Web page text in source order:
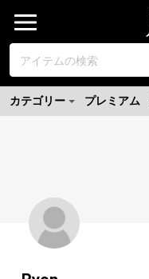
カテゴリー プレミアム